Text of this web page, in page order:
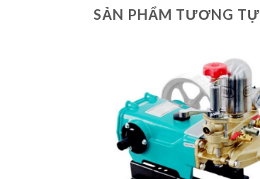
SẢN PHẨM TƯƠNG TỰ